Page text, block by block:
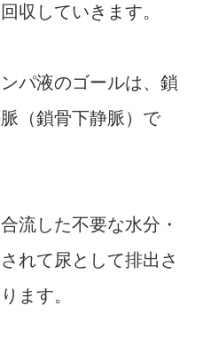
収していきます。
パ液のゴールは、鎖
（鎖骨下静脈）で
流した不要な水分・
れて尿として排出さ
ます。